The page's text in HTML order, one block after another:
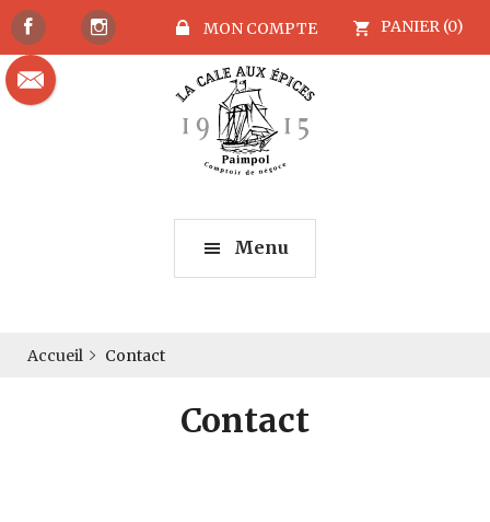
MON COMPTE PANIER (0)
Menu
Accueil Contact
Contact